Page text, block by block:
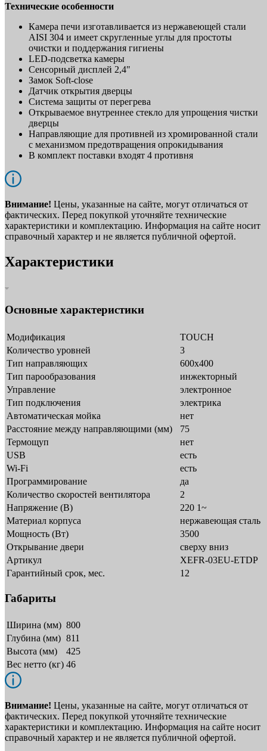
Технические особенности
Камера печи изготавливается из нержавеющей стали
AISI 304 и имеет скругленные углы для простоты
очистки и поддержания гигиены
LED-подсветка камеры
Сенсорный дисплей 2,4"
Замок Soft-close
Датчик открытия дверцы
Система защиты от перегрева
Открываемое внутреннее стекло для упрощения чистки
дверцы
Направляющие для противней из хромированной стали
с механизмом предотвращения опрокидывания
В комплект поставки входят 4 противня
Внимание! Цены, указанные на сайте, могут отличаться от
фактических. Перед покупкой уточняйте технические
характеристики и комплектацию. Информация на сайте носит
справочный характер и не является публичной офертой.
Характеристики
Основные характеристики
Модификация
TOUCH
Количество уровней
3
Тип направляющих
600х400
Тип парообразования
инжекторный
Управление
электронное
Тип подключения
электрика
Автоматическая мойка
нет
Расстояние между направляющими (мм)
75
Термощуп
нет
USB
есть
Wi-Fi
есть
Программирование
да
Количество скоростей вентилятора
2
Напряжение (В)
220 1~
Материал корпуса
нержавеющая сталь
Мощность (Вт)
3500
Открывание двери
сверху вниз
Артикул
XEFR-03EU-ETDP
Гарантийный срок, мес.
12
Габариты
Ширина (мм) 800
Глубина (мм) 811
Высота (мм)
425
Вес нетто (кг) 46
Внимание! Цены, указанные на сайте, могут отличаться от
фактических. Перед покупкой уточняйте технические
характеристики и комплектацию. Информация на сайте носит
справочный характер и не является публичной офертой.